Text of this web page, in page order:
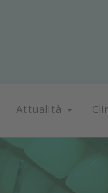
Attualità